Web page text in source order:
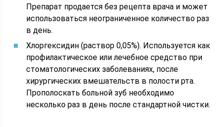
Препарат продается без рецепта врача и может
использоваться неограниченное количество раз
в день.
Хлоргексидин (раствор 0,05%). Используется как
профилактическое или лечебное средство при
стоматологических заболеваниях, после
хирургических вмешательств в полости рта.
Прополоскать больной зуб необходимо
несколько раз в день после стандартной чистки.